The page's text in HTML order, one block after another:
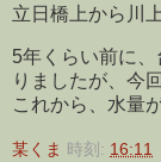
立日橋上から川
5年くらい前に
りましたが、今
これから、水量
某くま 時刻: 16:11